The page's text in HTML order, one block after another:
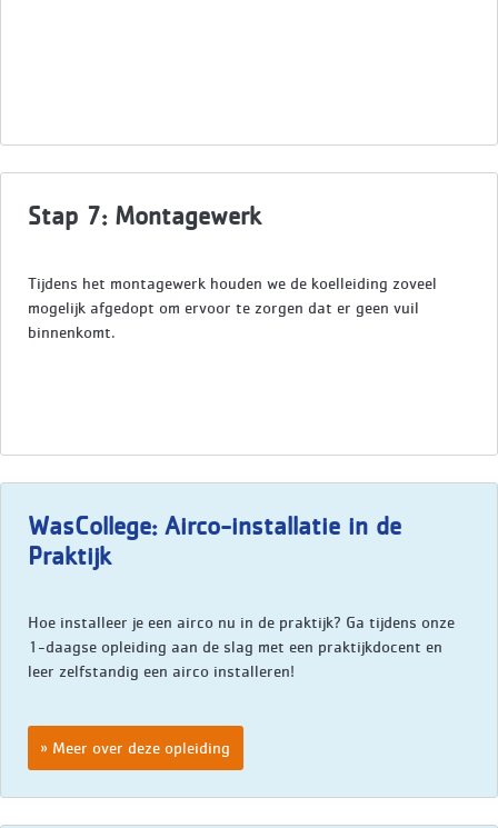
Stap 7: Montagewerk
Tijdens het montagewerk houden we de koelleiding zoveel
mogelijk afgedopt om ervoor te zorgen dat er geen vuil
binnenkomt.
WasCollege: Airco-installatie in de
Praktijk
Hoe installeer je een airco nu in de praktijk? Ga tijdens onze
1-daagse opleiding aan de slag met een praktijkdocent en
leer zelfstandig een airco installeren!
Meer over deze opleiding